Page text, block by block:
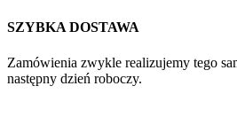
SZYBKA DOSTAWA
Zamówienia zwykle realizujemy tego
następny dzień roboczy.